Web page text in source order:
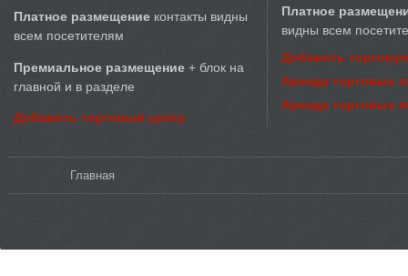
Платное размещение контакты видны
всем посетителям
Премиальное размещение + блок на
главной и в разделе
Добавить торговый центр
Платное
видны всем
Добавить
Аренда торговых
Аренда торговых
Главная